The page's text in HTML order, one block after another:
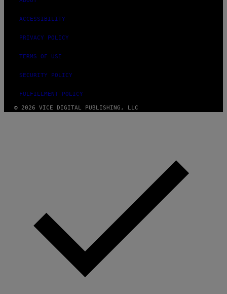
ACCESSIBILITY
PRIVACY POLICY
TERMS OF USE
SECURITY POLICY
FULFILLMENT POLICY
© 2026 VICE DIGITAL PUBLISHING, LLC